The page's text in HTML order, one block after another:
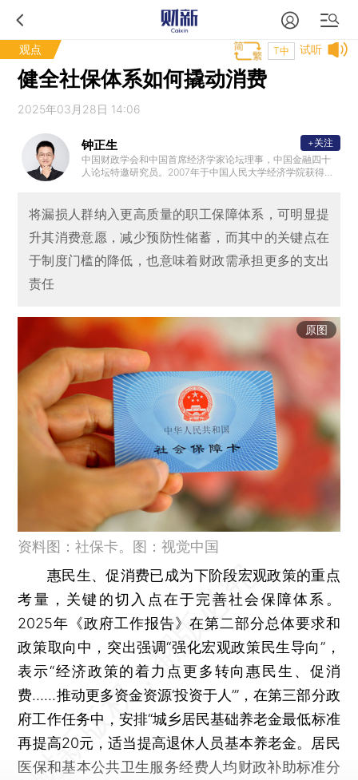
观点 试听
T中
健全社保体系如何撬动消费
2025年03月28日 14:06
钟正生
中国财政学会和中国首席经济学家论坛理事，中国金融四十
人论坛特邀研究员。2007年于中国人民大学经济学院获得博
2015年新财富最佳宏观分析师；之后任财新智库莫尼塔研究
公司董事长兼首席经济学家；2020年初受邀参加总理企业家
和经济专家座谈会，对当年政府工作报告建言献策。
+关注
将漏损人群纳入更高质量的职工保障体系，可明显提
升其消费意愿，减少预防性储蓄，而其中的关键点在
于制度门槛的降低，也意味着财政需承担更多的支出
责任
原图
资料图：社保卡。图：视觉中国
惠民生、促消费已成为下阶段宏观政策的重点
考量，关键的切入点在于完善社会保障体系。
2025年《政府工作报告》在第二部分总体要求和
政策取向中，突出强调“强化宏观政策民生导向”，
表示“经济政策的着力点更多转向惠民生、促消
费……推动更多资金资源‘投资于人’”，在第三部分政
府工作任务中，安排“城乡居民基础养老金最低标准
再提高20元，适当提高退休人员基本养老金。居民
医保和基本公共卫生服务经费人均财政补助标准分